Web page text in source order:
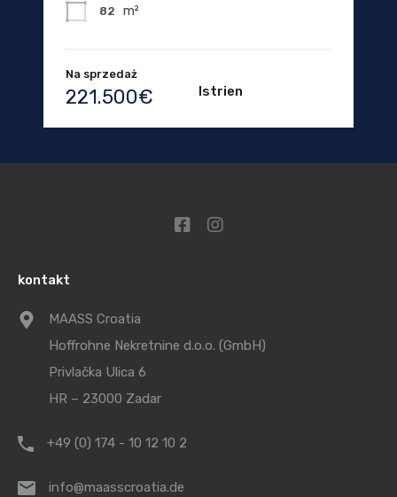
82 m²
Na sprzedaż
221.500€ Istrien
kontakt
MAASS Croatia
Hoffrohne Nekretnine d.o.o. (GmbH)
Privlačka Ulica 6
HR – 23000 Zadar
+49 (0) 174 - 10 12 10 2
info@maasscroatia.de